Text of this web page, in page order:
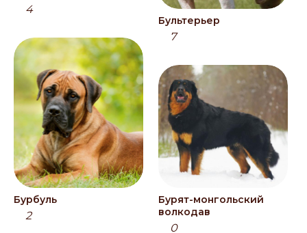
4
Бурбуль
2
Бультерьер
7
Бурят-монгольский
волкодав
0